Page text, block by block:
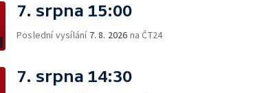
7. srpna 15:00
Poslední vysílání 7. 8. 2026 na ČT24
7. srpna 14:30